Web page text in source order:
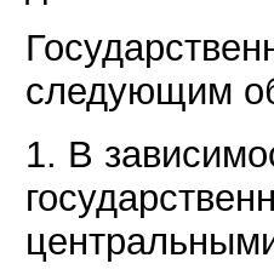
следующим
1. В